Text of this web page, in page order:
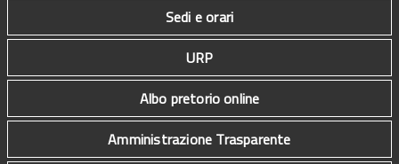
Sedi e orari
URP
Albo pretorio online
Amministrazione Trasparente